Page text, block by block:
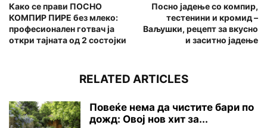
Како се прави ПОСНО
КОМПИР ПИРЕ без млеко:
професионален готвач ја
откри тајната од 2 состојки
Посно јадење со компир,
тестенини и кромид –
Ваљушки, рецепт за вкусно
и заситно јадење
RELATED ARTICLES
Повеќе нема да чистите бари по
дожд: Овој нов хит за...